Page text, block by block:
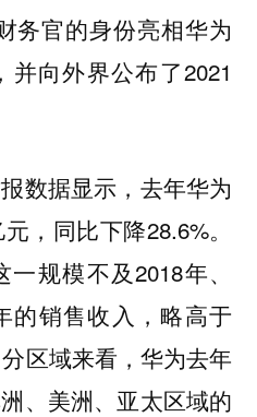
务官的身份亮相华为
并向外界公布了2021
数据显示，去年华为
，同比下降28.6%。
规模不及2018年、
的销售收入，略高于
区域来看，华为去年
、美洲、亚太区域的